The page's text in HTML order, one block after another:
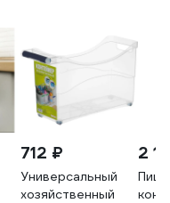
712 ₽
Универсальный
хозяйственный
2